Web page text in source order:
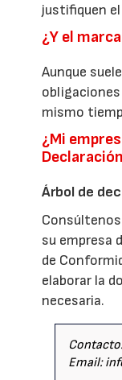
justifiquen
¿Y el
Aunque
mismo
¿Mi
Árbol de
su empresa
de
elaborar la
necesaria.
Email: